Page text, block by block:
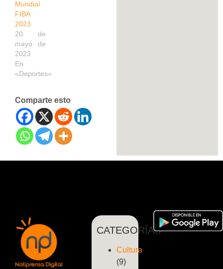
Mundial
FIBA
2023
20 de
mayo de
2023
En
«Deportes»
Comparte esto
CATEGORÍAS
Cultura
(9)